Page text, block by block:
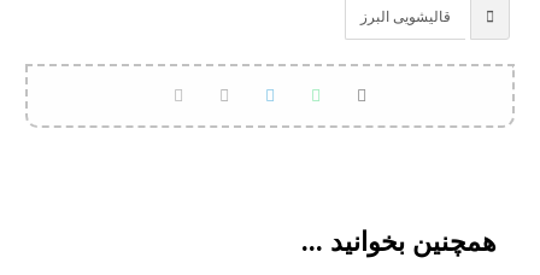
قالیشویی البرز
همچنین بخوانید ...